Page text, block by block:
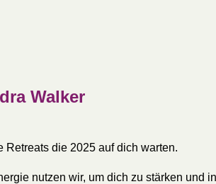
Walker
die 2025 auf dich warten.
nutzen wir, um dich zu stärken und